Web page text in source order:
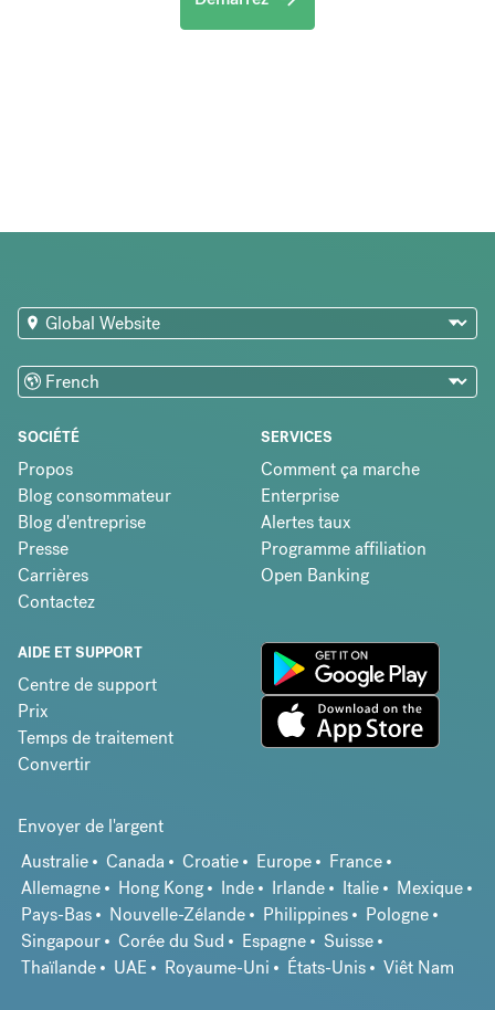
SOCIÉTÉ
Propos
Blog consommateur
Blog d'entreprise
Presse
Carrières
Contactez
SERVICES
Comment ça marche
Enterprise
Alertes taux
Programme affiliation
Open Banking
AIDE ET SUPPORT
Centre de support
Prix
Temps de traitement
Convertir
Envoyer de l'argent
Australie
Canada Croatie Europe
France
Allemagne
Hong Kong Inde Irlande Italie
Mexique
Pays-Bas
Nouvelle-Zélande Philippines
Pologne
Singapour
Corée du Sud Espagne
Suisse
Thaïlande
UAE Royaume-Uni États-Unis Viêt Nam